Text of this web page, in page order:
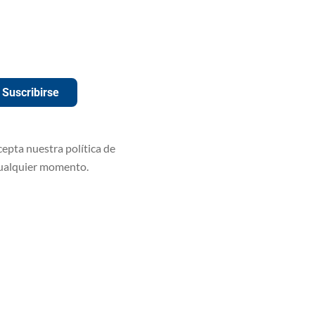
Suscribirse
nuestra política de
momento.